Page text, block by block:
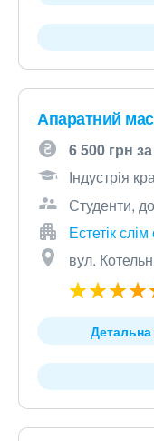
Апаратний
6 500 грн
Індустрія
Студенти,
Естетік слім
вул.